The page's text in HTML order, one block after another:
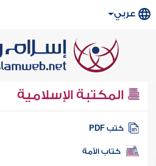
عربي
المكتبة الإسلامية
كتب PDF